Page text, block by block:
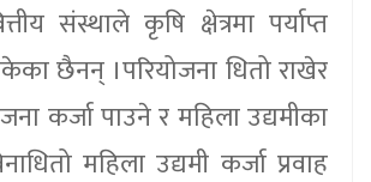
संस्थाले कृषि क्षेत्रमा पर्याप्त
छैनन् ।परियोजना धितो राखेर
कर्जा पाउने र महिला उद्यमीका
महिला उद्यमी कर्जा प्रवाह